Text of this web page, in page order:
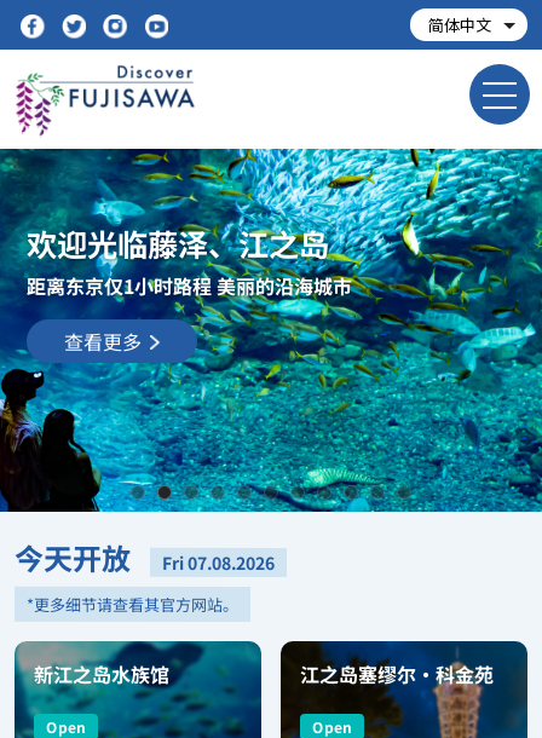
欢迎光临藤泽、江之岛
距离东京仅1小时路程 美丽的沿海城市
查看更多
今天开放 Fri 07.08.2026
*更多细节请查看其官方网站。
新江之岛水族馆
Open
江之岛塞缪尔•科金苑
Open